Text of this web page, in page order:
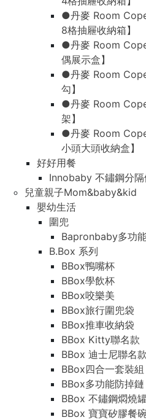
●丹麥 Room
8格抽屜收納箱】
●丹麥 Room
偶展示盒】
●丹麥 Room
勾】
●丹麥 Room
架】
●丹麥 Room
小頭大頭收納盒】
好好用餐
Innobaby 不鏽鋼分隔
兒童親子Mom&baby&kid
嬰幼生活
圍兜
Bapronbaby多功
B.Box 系列
BBox鴨嘴杯
BBox學飲杯
BBox咬樂美
BBox旅行圍兜袋
BBox推車收納袋
BBox Kitty聯名款
BBox 迪士尼聯名款
BBox四合一套裝組
BBox多功能防掉鏈
BBox 不鏽鋼燜燒
BBox 寶寶矽膠餐